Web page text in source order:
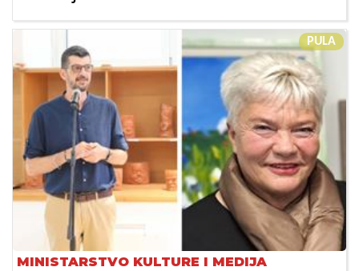
PULA
MINISTARSTVO KULTURE I MEDIJA